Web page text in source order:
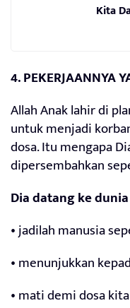
Kita
4. PEKERJAANNYA
Allah Anak lahir di
untuk menjadi
dosa. Itu mengapa
dipersembahkan
Dia datang ke
• jadilah manusia
• menunjukkan
• mati demi dosa